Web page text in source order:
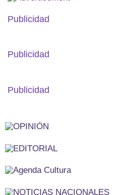
Publicidad
Publicidad
Publicidad